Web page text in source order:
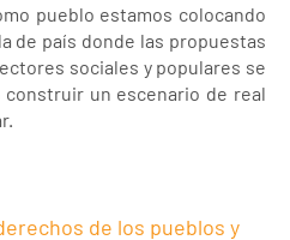
pueblo estamos colocando
de país donde las propuestas
sociales y populares se
un escenario de real
de los pueblos y